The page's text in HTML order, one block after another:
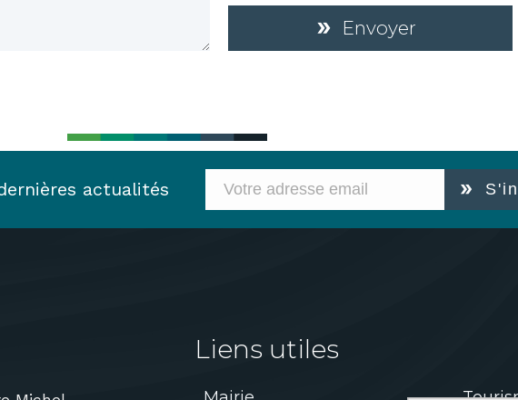
Envoyer
actualités
Liens utiles